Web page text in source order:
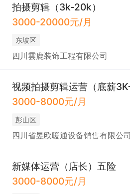
拍摄剪辑（3k-20k）
3000-20000元/月
东坡区
四川雲鹿装饰工程有限公司
3000-8000元/月
彭山区
四川省昱欧暖通设备销售有限公司
新媒体运营（店长）五险
3000-8000元/月